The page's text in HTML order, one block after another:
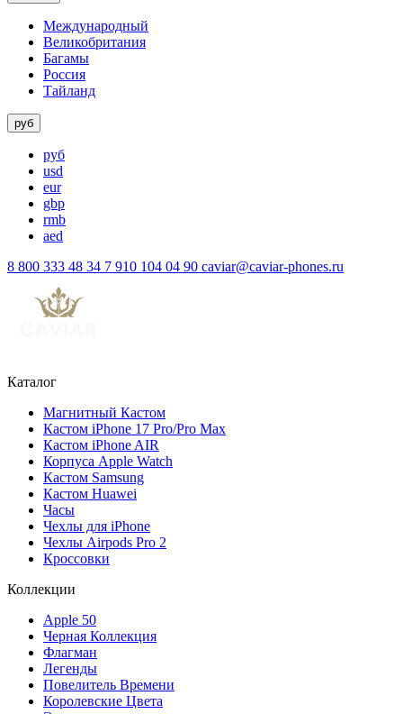
Международный
Великобритания
Багамы
Россия
Тайланд
руб
руб
usd
eur
gbp
rmb
aed
8 800 333 48 34 7 910 104 04 90 caviar@caviar-phones.ru
Каталог
Магнитный Кастом
Кастом iPhone 17 Pro/Pro Max
Кастом iPhone AIR
Корпуса Apple Watch
Кастом Samsung
Кастом Huawei
Часы
Чехлы для iPhone
Чехлы Airpods Pro 2
Кроссовки
Коллекции
Apple 50
Черная Коллекция
Флагман
Легенды
Повелитель Времени
Королевские Цвета